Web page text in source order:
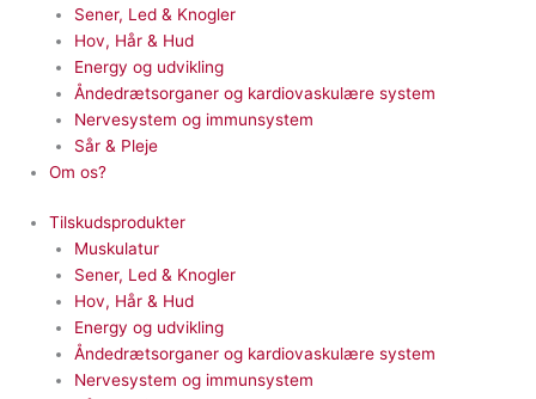
Sener, Led & Knogler
Hov, Hår & Hud
Energy og udvikling
Åndedrætsorganer og kardiovaskulære system
Nervesystem og immunsystem
Sår & Pleje
Om os?
Tilskudsprodukter
Muskulatur
Sener, Led & Knogler
Hov, Hår & Hud
Energy og udvikling
Åndedrætsorganer og kardiovaskulære system
Nervesystem og immunsystem